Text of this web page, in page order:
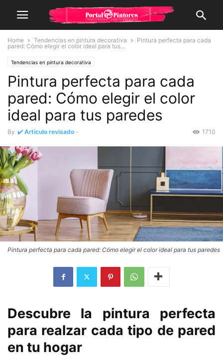
Home Tendencias en pintura decorativa
Pintura perfecta para cada
pared: Cómo elegir el color ideal para tus...
Tendencias en pintura decorativa
Pintura perfecta para cada
pared: Cómo elegir el color
ideal para tus paredes
By ✔️ Artículo revisado - 1710
Pintura perfecta para cada pared: Cómo elegir el color ideal para tus paredes
Descubre la pintura perfecta
para realzar cada tipo de pared
en tu hogar